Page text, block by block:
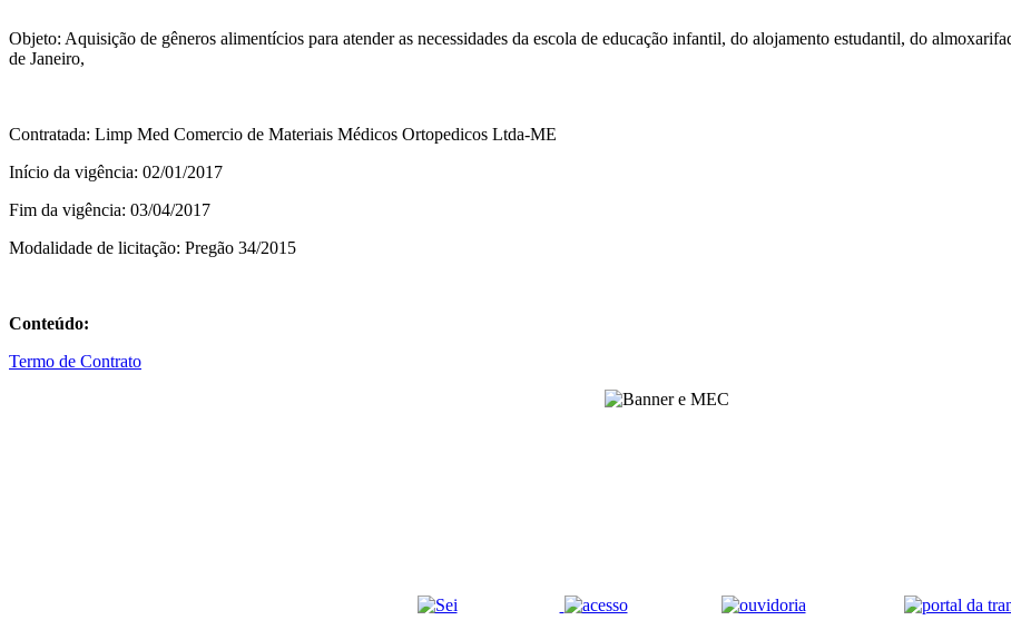
Objeto: Aquisição de gêneros alimentícios para atender as necessidades da escola de educação infantil, do alojamento estudantil, do
de Janeiro,
Contratada: Limp Med Comercio de Materiais Médicos Ortopedicos Ltda-ME
Início da vigência: 02/01/2017
Fim da vigência: 03/04/2017
Modalidade de licitação: Pregão 34/2015
Conteúdo:
Termo de Contrato